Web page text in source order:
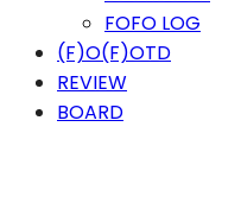
FOFO LOG
(F)O(F)OTD
REVIEW
BOARD